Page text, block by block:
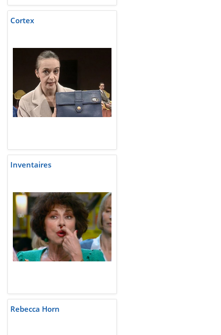
Cortex
Inventaires
Rebecca Horn